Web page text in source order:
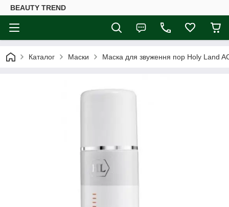
BEAUTY TREND
Каталог Маски Маска для звуження пор Holy Land